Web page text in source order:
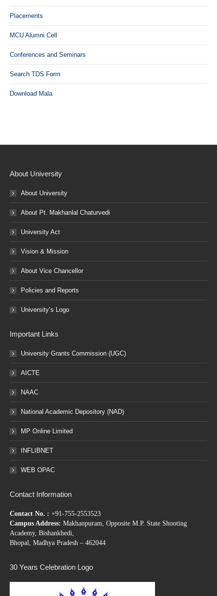
Placements
MCU Alumni Cell
Conferences and Seminars
Search TDS Form
Download Mala
About University
About University
About Pt. Makhanlal Chaturvedi
University Act
Vision & Mission
About Vice Chancellor
Policies and Reports
University’s Logo
Important Links
University Grants Commission (UGC)
AICTE
NAAC
National Academic Depository (NAD)
MP Online Limited
INFLIBNET
WEB OPAC
Contact Information
Contact No. : +91-755-2553523
Campus Address: Makhanpuram, Opposite M.P. State Shooting
Academy, Bishankhedi,
Bhopal, Madhya Pradesh – 462044
30 Years Celebration Logo